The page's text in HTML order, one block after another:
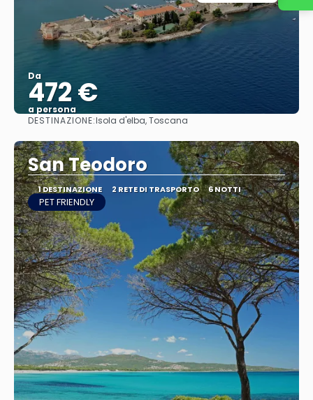
Da
472 €
a persona
Vedere
DESTINAZIONE:Isola d'elba, Toscana
San Teodoro
1 DESTINAZIONE 2 RETE DI TRASPORTO 6 NOTTI
PET FRIENDLY